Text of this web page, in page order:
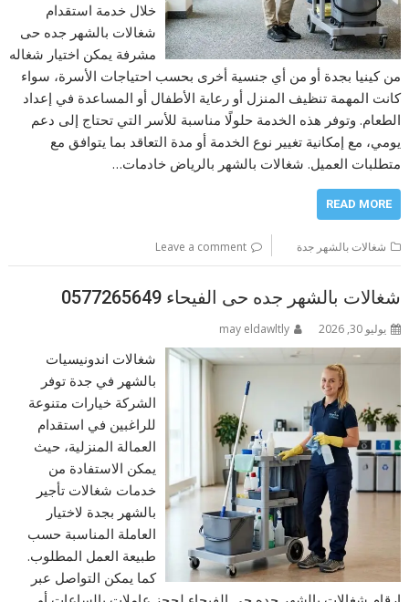
خلال خدمة استقدام
شغالات بالشهر جده حى
مشرفة يمكن اختيار شغاله
من كينيا بجدة أو من أي جنسية أخرى بحسب احتياجات الأسرة، سواء
كانت المهمة تنظيف المنزل أو رعاية الأطفال أو المساعدة في إعداد
الطعام. وتوفر هذه الخدمة حلولًا مناسبة للأسر التي تحتاج إلى دعم
يومي، مع إمكانية تغيير نوع الخدمة أو مدة التعاقد بما يتوافق مع
متطلبات العميل. شغالات بالشهر بالرياض خادمات…
READ MORE
شغالات بالشهر جدة Leave a comment
شغالات بالشهر جده حى الفيحاء 0577265649
يوليو 30, 2026 may eldawltly
شغالات اندونيسيات
بالشهر في جدة توفر
الشركة خيارات متنوعة
للراغبين في استقدام
العمالة المنزلية، حيث
يمكن الاستفادة من
خدمات شغالات تأجير
بالشهر بجدة لاختيار
العاملة المناسبة حسب
طبيعة العمل المطلوب.
كما يمكن التواصل عبر